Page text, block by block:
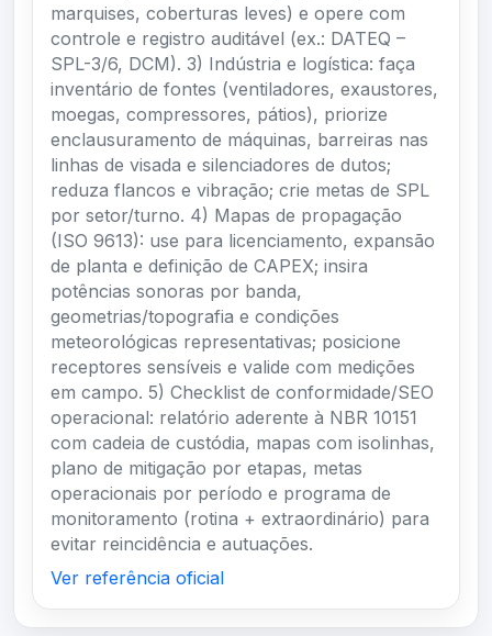
marquises, coberturas leves) e opere com
controle e registro auditável (ex.: DATEQ –
SPL-3/6, DCM). 3) Indústria e logística: faça
inventário de fontes (ventiladores, exaustores,
moegas, compressores, pátios), priorize
enclausuramento de máquinas, barreiras nas
linhas de visada e silenciadores de dutos;
reduza flancos e vibração; crie metas de SPL
por setor/turno. 4) Mapas de propagação
(ISO 9613): use para licenciamento, expansão
de planta e definição de CAPEX; insira
potências sonoras por banda,
geometrias/topografia e condições
meteorológicas representativas; posicione
receptores sensíveis e valide com medições
em campo. 5) Checklist de conformidade/SEO
operacional: relatório aderente à NBR 10151
com cadeia de custódia, mapas com isolinhas,
plano de mitigação por etapas, metas
operacionais por período e programa de
monitoramento (rotina + extraordinário) para
evitar reincidência e autuações.
Ver referência oficial